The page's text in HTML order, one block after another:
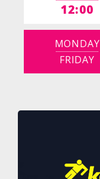
12:00
MONDAY
FRIDAY